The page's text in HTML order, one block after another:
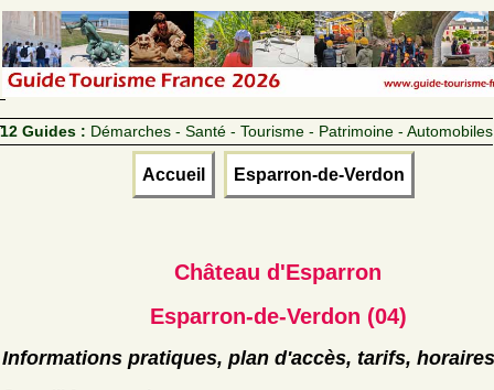
12 Guides : Démarches - Santé - Tourisme - Patrimoine - Automobiles
Accueil Esparron-de-Verdon
Château d'Esparron
Esparron-de-Verdon (04)
Informations pratiques, plan d'accès, tarifs, horaires